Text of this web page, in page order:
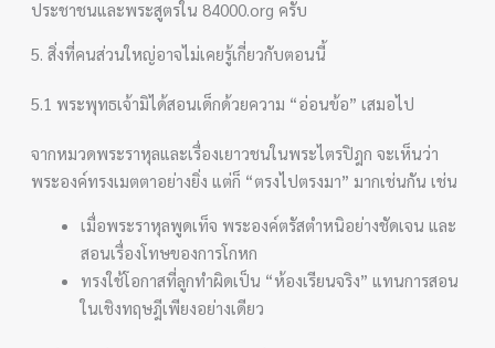
ประชาชนและพระสูตรใน 84000.org ครับ
5. สิ่งที่คนส่วนใหญ่อาจไม่เคยรู้เกี่ยวกับตอนนี้
5.1 พระพุทธเจ้ามิได้สอนเด็กด้วยความ “อ่อนข้อ” เสมอไป
จากหมวดพระราหุลและเรื่องเยาวชนในพระไตรปิฎก จะเห็นว่า
พระองค์ทรงเมตตาอย่างยิ่ง แต่ก็ “ตรงไปตรงมา” มากเช่นกัน เช่น
เมื่อพระราหุลพูดเท็จ พระองค์ตรัสตำหนิอย่างชัดเจน และ
สอนเรื่องโทษของการโกหก
ทรงใช้โอกาสที่ลูกทำผิดเป็น “ห้องเรียนจริง” แทนการสอน
ในเชิงทฤษฎีเพียงอย่างเดียว